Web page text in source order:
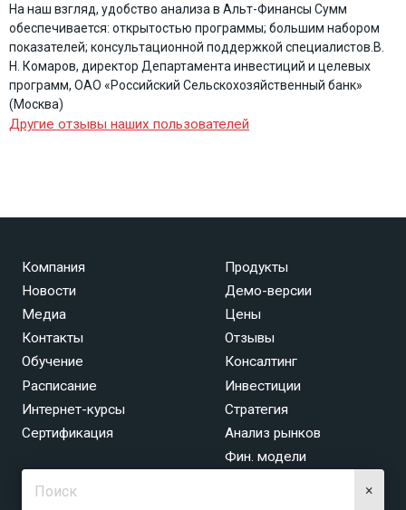
На наш взгляд, удобство анализа в Альт-Финансы Сумм
обеспечивается: открытостью программы; большим набором
показателей; консультационной поддержкой специалистов. В.
Н. Комаров, директор Департамента инвестиций и целевых
программ, ОАО «Российский Сельскохозяйственный банк»
(Москва)
Другие отзывы наших пользователей
Компания
Новости
Медиа
Контакты
Продукты
Демо-версии
Цены
Отзывы
Обучение
Расписание
Интернет-курсы
Сертификация
Консалтинг
Инвестиции
Стратегия
Анализ рынков
Фин. модели
×